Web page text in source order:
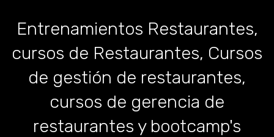
Entrenamientos Restaurantes,
cursos de Restaurantes, Cursos
de gestión de restaurantes,
cursos de gerencia de
restaurantes y bootcamp's